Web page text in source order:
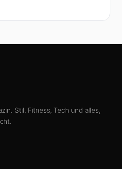
Stil, Fitness, Tech und alles,